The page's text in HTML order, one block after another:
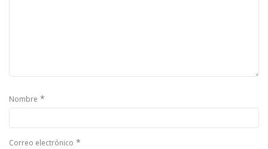
Nombre *
Correo electrónico *